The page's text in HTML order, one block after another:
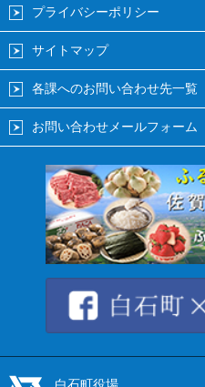
プライバシーポリシー
サイトマップ
各課へのお問い合わせ先一覧
お問い合わせメールフォーム